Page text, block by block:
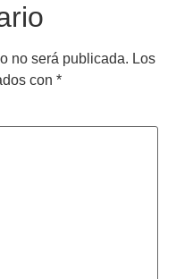
no será publicada. Los
con *